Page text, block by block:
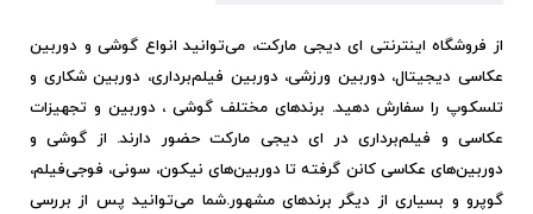
از فروشگاه اینترنتی ای دیجی مارکت، می‌توانید انواع گوشی و دوربین
عکاسی دیجیتال، دوربین ورزشی، دوربین فیلم‌برداری، دوربین شکاری و
تلسکوپ را سفارش دهید. برندهای مختلف گوشی ، دوربین و تجهیزات
عکاسی و فیلم‌برداری در ای دیجی مارکت حضور دارند. از گوشی و
دوربین‌های عکاسی کانن گرفته تا دوربین‌های نیکون، سونی، فوجی‌فیلم،
گوپرو و بسیاری از دیگر برندهای مشهور.شما می‌توانید پس از بررسی